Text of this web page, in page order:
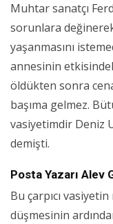
Muhtar sanatçı
sorunlara
yaşanmasını
annesinin
öldükten sonra
başıma gelmez.
vasiyetimdir Deniz
demişti.
Posta Yazarı Alev
Bu çarpıcı
düşmesinin